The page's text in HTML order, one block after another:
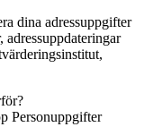
dina adressuppgifter
adressuppdateringar
Personuppgifter